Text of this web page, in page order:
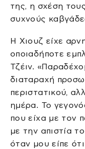
της, η σχέση
συχνούς
Η Χιουζ είχε
οποιαδήποτε
Τζέιν.
διαταραχή
περιστατικού,
ημέρα. Το
που είχα με τον
με την απιστία
όταν μου είπε